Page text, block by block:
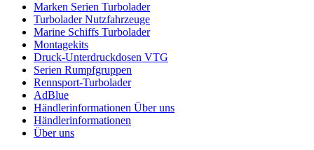
Marken Serien Turbolader
Turbolader Nutzfahrzeuge
Marine Schiffs Turbolader
Montagekits
Druck-Unterdruckdosen VTG
Serien Rumpfgruppen
Rennsport-Turbolader
AdBlue
Händlerinformationen Über uns
Händlerinformationen
Über uns